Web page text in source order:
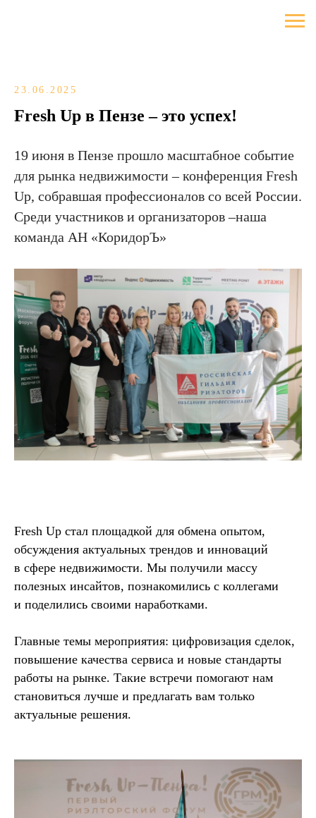
23.06.2025
Fresh Up в Пензе – это успех!
19 июня в Пензе прошло масштабное событие
для рынка недвижимости – конференция Fresh
Up, собравшая профессионалов со всей России.
Среди участников и организаторов –наша
команда АН «КоридорЪ»
Fresh Up стал площадкой для обмена опытом,
обсуждения актуальных трендов и инноваций
в сфере недвижимости. Мы получили массу
полезных инсайтов, познакомились с коллегами
и поделились своими наработками.
Главные темы мероприятия: цифровизация сделок,
повышение качества сервиса и новые стандарты
работы на рынке. Такие встречи помогают нам
становиться лучше и предлагать вам только
актуальные решения.